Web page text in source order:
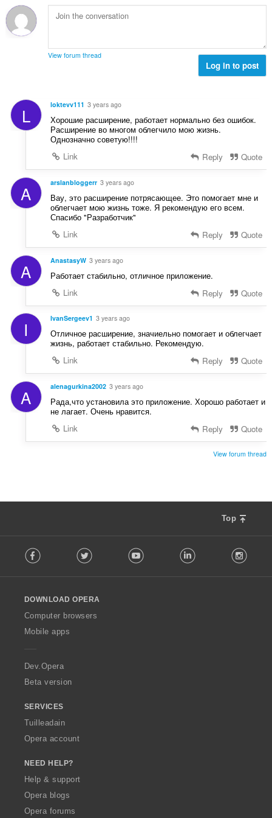
l
è
:
l
e
u
l
:
e
a
i
u
l
è
i
h
a
h
u
l
e
l
è
i
r
:
View forum thread
Log in to post
L loktevv111 3 years ago
Хорошие расширение, работает нормально без ошибок.
Расширение во многом облегчило мою жизнь.
Однозначно советую!!!!
Link
Reply Quote
A arslanbloggerr 3 years ago
Вау, это расширение потрясающее. Это помогает мне и
облегчает мою жизнь тоже. Я рекомендую его всем.
Спасибо "Разработчик"
Link
Reply Quote
A AnastasyW 3 years ago
Работает стабильно, отличное приложение.
Link
Reply Quote
I IvanSergeev1 3 years ago
Отличное расширение, значиельно помогает и облегчает
жизнь, работает стабильно. Рекомендую.
Link
Reply Quote
A alenagurkina2002 3 years ago
Рада,что установила это приложение. Хорошо работает и
не лагает. Очень нравится.
Link
Reply Quote
View forum thread
Top
o
w
O
p
a
Facebook Twitter Youtube LinkedIn
DOWNLOAD OPERA
Computer browsers
Mobile apps
Dev.Opera
Beta version
SERVICES
Tuilleadain
Opera account
NEED HELP?
Help & support
Opera blogs
Opera forums